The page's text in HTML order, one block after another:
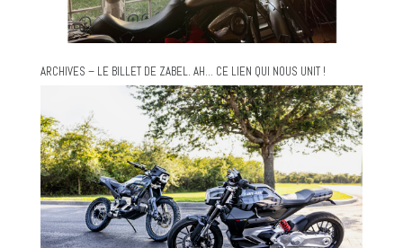
ARCHIVES – LE BILLET DE ZABEL. AH… CE LIEN QUI NOUS UNIT !